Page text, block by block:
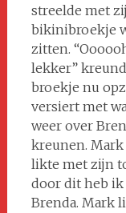
streelde met
bikinibroekje
zitten.
lekker”
broekje nu
versiert met
weer over
kreunen.
likte met zijn
door dit heb
Brenda. Mark